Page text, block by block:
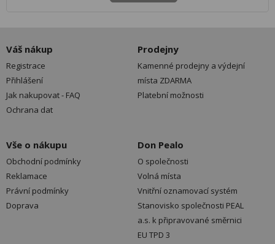
Váš nákup
Registrace
Přihlášení
Jak nakupovat - FAQ
Ochrana dat
Prodejny
Kamenné prodejny a výdejní
místa ZDARMA
Platební možnosti
Vše o nákupu
Obchodní podmínky
Reklamace
Právní podmínky
Doprava
Don Pealo
O společnosti
Volná místa
Vnitřní oznamovací systém
Stanovisko společnosti PEAL
a.s. k připravované směrnici
EU TPD 3